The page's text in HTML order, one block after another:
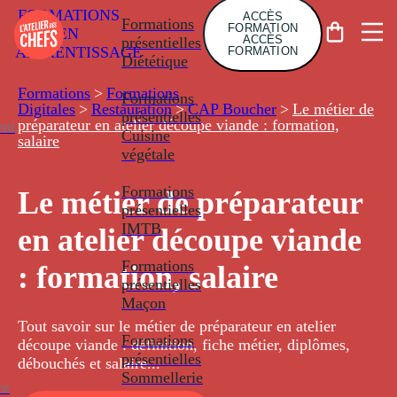
FORMATIONS
EN
APPRENTISSAGE
Formations
présentielles
Diététique
Formations
présentielles
Cuisine
végétale
Formations
présentielles
IMTB
Formations
présentielles
Maçon
Formations
présentielles
Sommellerie
ACCÈS
FORMATION
ACCÈS
FORMATION
Formations > Formations
Digitales > Restauration > CAP Boucher > Le métier de
préparateur en atelier découpe viande : formation,
salaire
Le métier de préparateur
en atelier découpe viande
: formation, salaire
Tout savoir sur le métier de préparateur en atelier
découpe viande : définition, fiche métier, diplômes,
débouchés et salaire...